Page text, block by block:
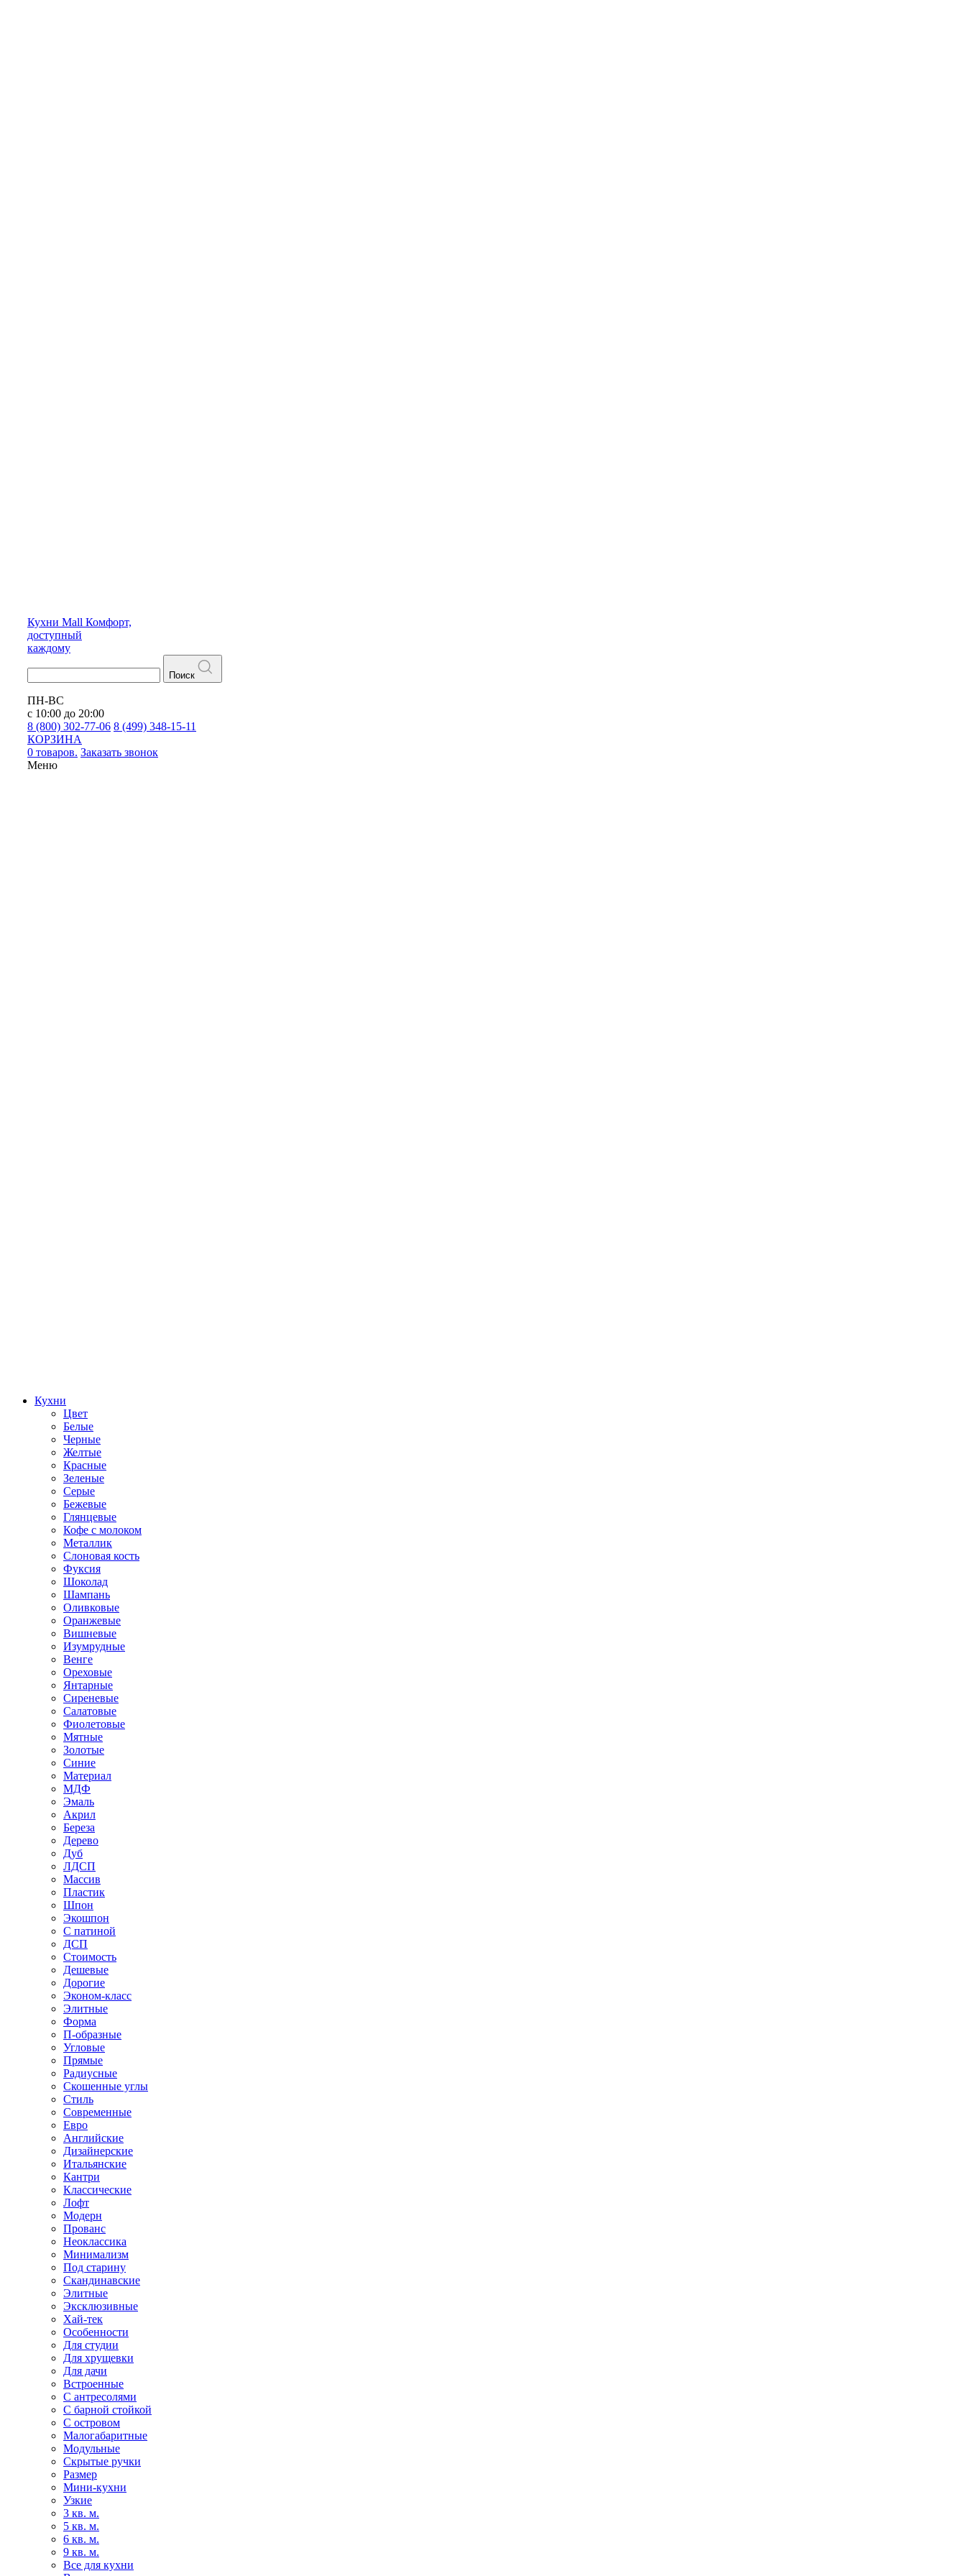
Кухни Mall Комфорт,
доступный
каждому
Поиск
ПН-ВС
с 10:00 до 20:00
8 (800) 302-77-06 8 (499) 348-15-11
КОРЗИНА
0 товаров. Заказать звонок
Меню
Кухни
Цвет
Белые
Черные
Желтые
Красные
Зеленые
Серые
Бежевые
Глянцевые
Кофе с молоком
Металлик
Слоновая кость
Фуксия
Шоколад
Шампань
Оливковые
Оранжевые
Вишневые
Изумрудные
Венге
Ореховые
Янтарные
Сиреневые
Салатовые
Фиолетовые
Мятные
Золотые
Синие
Материал
МДФ
Эмаль
Акрил
Береза
Дерево
Дуб
ЛДСП
Массив
Пластик
Шпон
Экошпон
С патиной
ДСП
Стоимость
Дешевые
Дорогие
Эконом-класс
Элитные
Форма
П-образные
Угловые
Прямые
Радиусные
Скошенные углы
Стиль
Современные
Евро
Английские
Дизайнерские
Итальянские
Кантри
Классические
Лофт
Модерн
Прованс
Неоклассика
Минимализм
Под старину
Скандинавские
Элитные
Эксклюзивные
Хай-тек
Особенности
Для студии
Для хрущевки
Для дачи
Встроенные
С антресолями
С барной стойкой
С островом
Малогабаритные
Модульные
Скрытые ручки
Размер
Мини-кухни
Узкие
3 кв. м.
5 кв. м.
6 кв. м.
9 кв. м.
Все для кухни